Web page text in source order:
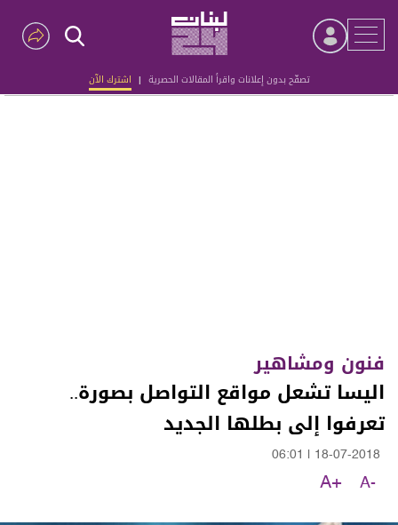
تصفّح بدون إعلانات واقرأ المقالات الحصرية | اشترك الآن
Advertisement
فنون ومشاهير
اليسا تشعل مواقع التواصل بصورة..
تعرفوا إلى بطلها الجديد
18-07-2018
06:01
A-
A+